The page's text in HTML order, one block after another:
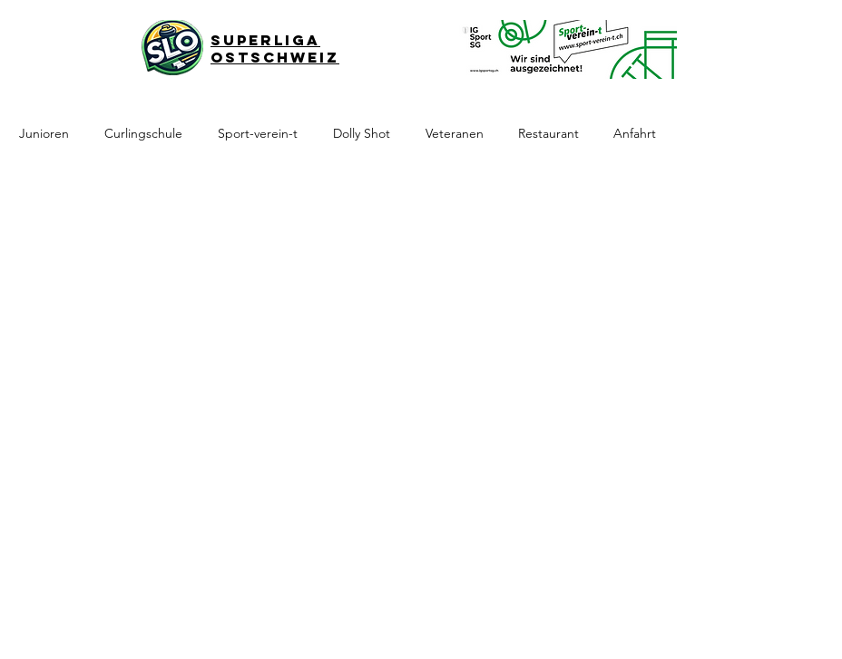
Superliga
Ostschweiz
Junioren Curlingschule Sport-verein-t Dolly Shot Veteranen Restaurant Anfahrt